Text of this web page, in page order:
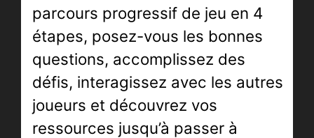
parcours progressif de jeu en 4
étapes, posez-vous les bonnes
questions, accomplissez des
défis, interagissez avec les autres
joueurs et découvrez vos
ressources jusqu’à passer à